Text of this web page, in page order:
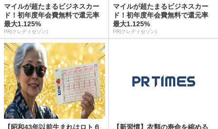
マイルが超たまるビジネスカー
ド！初年度年会費無料で還元率
最大1.125%
PR(クレディセゾン)
マイルが超たまるビジネスカー
ド！初年度年会費無料で還元率
最大1.125%
PR(クレディセゾン)
【昭和43年以前生まれはロト６ 【新習慣】衣類の寿命を縮める